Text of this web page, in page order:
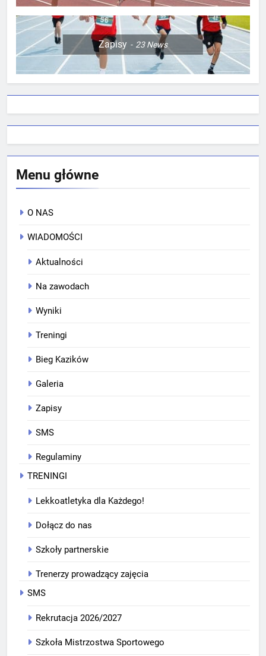
Zapisy 23News
Menu główne
O NAS
WIADOMOŚCI
Aktualności
Na zawodach
Wyniki
Treningi
Bieg Kazików
Galeria
Zapisy
SMS
Regulaminy
TRENINGI
Lekkoatletyka dla Każdego!
Dołącz do nas
Szkoły partnerskie
Trenerzy prowadzący zajęcia
SMS
Rekrutacja 2026/2027
Szkoła Mistrzostwa Sportowego